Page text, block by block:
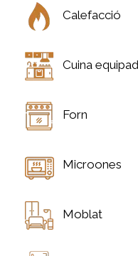
Calefacció
Cuina
Forn
Microones
Moblat